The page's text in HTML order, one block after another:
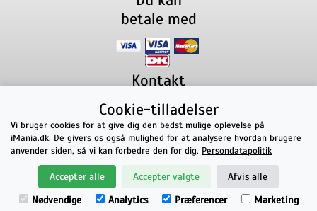
betale med
Kontakt
Lillevorde Kær 29280 Storvorde
CVR nummer: 33182805 | E-mail: kontakt@imania.dk
Telefon:+45 23618990
Topkarakter hos kunderne!
på Facebook
Cookie-tilladelser
Vi bruger cookies for at give dig den bedst mulige oplevelse på
iMania.dk. De givers os også mulighed for at analysere hvordan brugere
anvender siden, så vi kan forbedre den for dig. Persondatapolitik
Accepter alle Accepter valgte
Afvis alle
Nødvendige
Analytics Præferencer Marketing